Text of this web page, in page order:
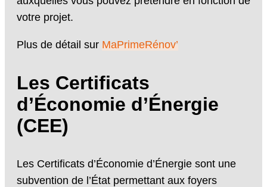
votre projet.
Plus de détail sur MaPrimeRénov’
Les Certificats
d’Économie d’Énergie
(CEE)
Les Certificats d’Économie d’Énergie sont une
subvention de l’État permettant aux foyers